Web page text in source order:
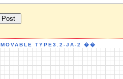
MOVABLE TYPE3.2-JA-2 ��